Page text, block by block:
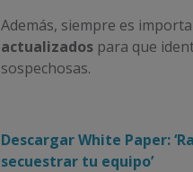
Además, siempre es
actualizados para que
sospechosas.
Descargar White Paper:
secuestrar tu equipo’